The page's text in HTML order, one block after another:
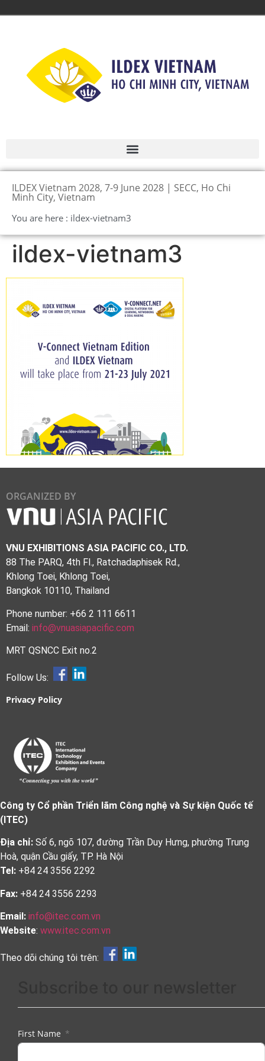
ILDEX Vietnam 2028, 7-9 June 2028 | SECC, Ho Chi
Minh City, Vietnam
You are here : ildex-vietnam3
ildex-vietnam3
ORGANIZED BY
VNU EXHIBITIONS ASIA PACIFIC CO., LTD.
88 The PARQ, 4th Fl., Ratchadaphisek Rd.,
Khlong Toei, Khlong Toei,
Bangkok 10110, Thailand
Phone number: +66 2 111 6611
Email: info@vnuasiapacific.com
MRT QSNCC Exit no.2
Follow Us:
Privacy Policy
Công ty Cổ phần Triển lãm Công nghệ và Sự kiện Quốc tế
(ITEC)
Địa chỉ: Số 6, ngõ 107, đường Trần Duy Hưng, phường Trung
Hoà, quận Cầu giấy, TP. Hà Nội
Tel: +84 24 3556 2292
Fax: +84 24 3556 2293
Email: info@itec.com.vn
Website: www.itec.com.vn
Theo dõi chúng tôi trên:
First Name